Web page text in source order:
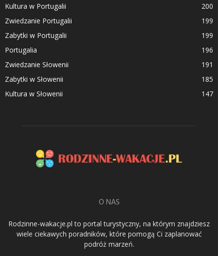
Kultura w Portugalii
200
Zwiedzanie Portugalii
199
Zabytki w Portugalii
199
Portugalia
196
Zwiedzanie Słowenii
191
Zabytki w Słowenii
185
Kultura w Słowenii
147
O NAS
Rodzinne-wakacje.pl to portal turystyczny, na którym znajdziesz
wiele ciekawych poradników, które pomogą Ci zaplanować
podróż marzeń.